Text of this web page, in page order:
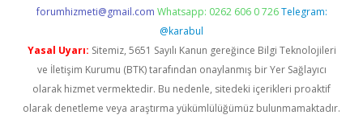
forumhizmeti@gmail.com Whatsapp: 0262 606 0 726 Telegram:
@karabul
Yasal Uyarı: Sitemiz, 5651 Sayılı Kanun gereğince Bilgi Teknolojileri
ve İletişim Kurumu (BTK) tarafından onaylanmış bir Yer Sağlayıcı
olarak hizmet vermektedir. Bu nedenle, sitedeki içerikleri proaktif
olarak denetleme veya araştırma yükümlülüğümüz bulunmamaktadır.